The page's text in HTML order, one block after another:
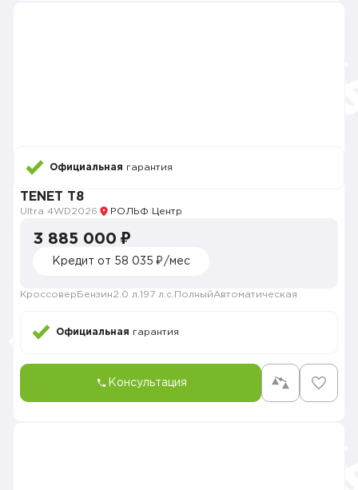
Официальная гарантия
TENET T8
Ultra 4WD2026 РОЛЬФ Центр
3 885 000 ₽
Кредит от 58 035 ₽/мес
Кроссовер Бензин2.0 л. 197 л.с. ПолныйАвтоматическая
Официальная гарантия
Консультация